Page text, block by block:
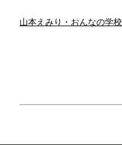
山本えみり・おんなの学校